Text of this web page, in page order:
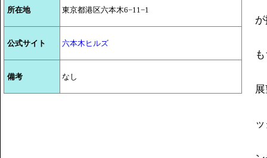
所在地 東京都港区六本木6−11−1
公式サイト 六本木ヒルズ
備考 なし